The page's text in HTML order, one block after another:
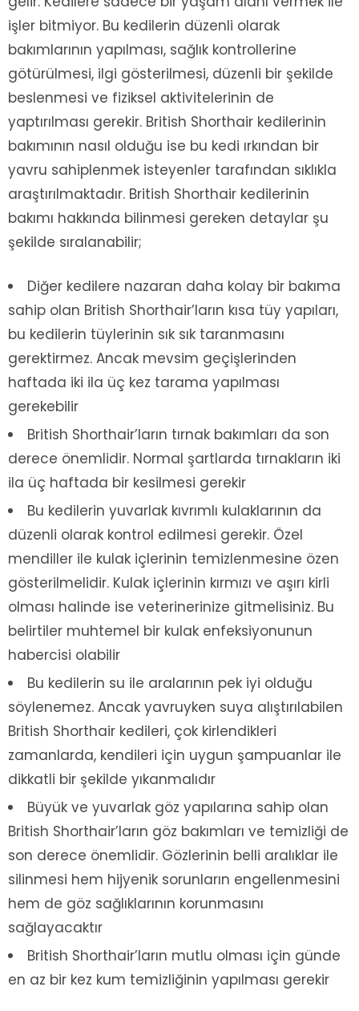
işler bitmiyor. Bu kedilerin düzenli olarak
bakımlarının yapılması, sağlık kontrollerine
götürülmesi, ilgi gösterilmesi, düzenli bir şekilde
beslenmesi ve fiziksel aktivitelerinin de
yaptırılması gerekir. British Shorthair kedilerinin
bakımının nasıl olduğu ise bu kedi ırkından bir
yavru sahiplenmek isteyenler tarafından sıklıkla
araştırılmaktadır. British Shorthair kedilerinin
bakımı hakkında bilinmesi gereken detaylar şu
şekilde sıralanabilir;
Diğer kedilere nazaran daha kolay bir bakıma
sahip olan British Shorthair’ların kısa tüy yapıları,
bu kedilerin tüylerinin sık sık taranmasını
gerektirmez. Ancak mevsim geçişlerinden
haftada iki ila üç kez tarama yapılması
gerekebilir
British Shorthair’ların tırnak bakımları da son
derece önemlidir. Normal şartlarda tırnakların iki
ila üç haftada bir kesilmesi gerekir
Bu kedilerin yuvarlak kıvrımlı kulaklarının da
düzenli olarak kontrol edilmesi gerekir. Özel
mendiller ile kulak içlerinin temizlenmesine özen
gösterilmelidir. Kulak içlerinin kırmızı ve aşırı kirli
olması halinde ise veterinerinize gitmelisiniz. Bu
belirtiler muhtemel bir kulak enfeksiyonunun
habercisi olabilir
Bu kedilerin su ile aralarının pek iyi olduğu
söylenemez. Ancak yavruyken suya alıştırılabilen
British Shorthair kedileri, çok kirlendikleri
zamanlarda, kendileri için uygun şampuanlar ile
dikkatli bir şekilde yıkanmalıdır
Büyük ve yuvarlak göz yapılarına sahip olan
British Shorthair’ların göz bakımları ve temizliği de
son derece önemlidir. Gözlerinin belli aralıklar ile
silinmesi hem hijyenik sorunların engellenmesini
hem de göz sağlıklarının korunmasını
sağlayacaktır
British Shorthair’ların mutlu olması için günde
en az bir kez kum temizliğinin yapılması gerekir